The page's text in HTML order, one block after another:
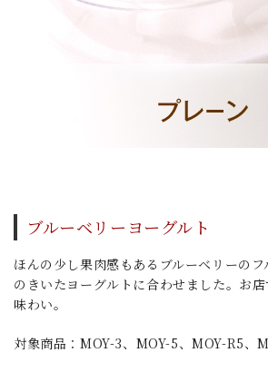
ブルーベリーヨーグルト
ほんの少し果肉感もあるブルーベリーの
のきいたヨーグルトに合わせました。お
味わい。
対象商品：MOY-3、MOY-5、MOY-R5、